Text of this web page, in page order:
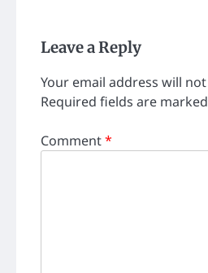
Leave a Reply
Your email address will
Required fields are marked
Comment*